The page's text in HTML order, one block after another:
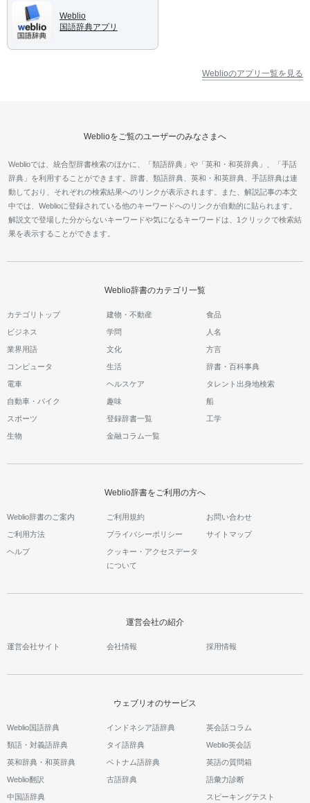
Weblio
国語辞典アプリ
Weblioのアプリ一覧を見る
Weblioをご覧のユーザーのみなさまへ
Weblioでは、統合型辞書検索のほかに、「類語辞典」や「英和・和英辞典」、「手話
辞典」を利用することができます。辞書、類語辞典、英和・和英辞典、手話辞典は連
動しており、それぞれの検索結果へのリンクが表示されます。また、解説記事の本文
中では、Weblioに登録されている他のキーワードへのリンクが自動的に貼られます。
解説文で登場した分からないキーワードや気になるキーワードは、1クリックで検索結
果を表示することができます。
Weblio辞書のカテゴリ一覧
カテゴリトップ 建物・不動産 食品
ビジネス 学問 人名
業界用語 文化 方言
コンピュータ 生活 辞書・百科事典
電車 ヘルスケア タレント出身地検索
自動車・バイク 趣味 船
スポーツ 登録辞書一覧 工学
生物 金融コラム一覧
Weblio辞書をご利用の方へ
Weblio辞書のご案内 ご利用規約 お問い合わせ
ご利用方法 プライバシーポリシー サイトマップ
ヘルプ
クッキー・アクセスデータ
について
運営会社の紹介
運営会社サイト 会社情報 採用情報
ウェブリオのサービス
Weblio国語辞典
類語・対義語辞典
英和辞典・和英辞典
Weblio翻訳
中国語辞典
インドネシア語辞典
タイ語辞典
ベトナム語辞典
古語辞典
英会話コラム
Weblio英会話
英語の質問箱
語彙力診断
スピーキングテスト